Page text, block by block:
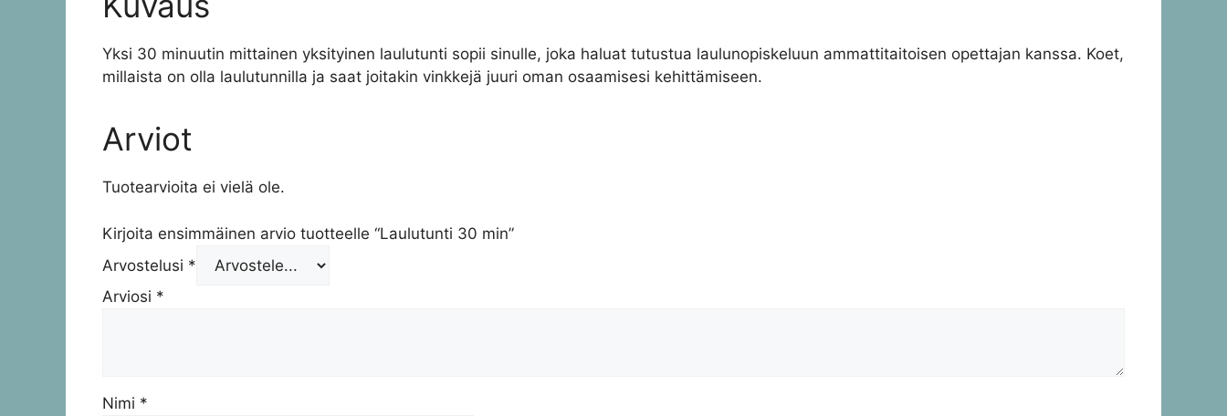
Yksi 30 minuutin mittainen yksityinen laulutunti sopii sinulle, joka haluat tutustua laulunopiskeluun ammattitaitoisen opettajan kanssa. Koet,
millaista on olla laulutunnilla ja saat joitakin vinkkejä juuri oman osaamisesi kehittämiseen.
Arviot
Tuotearvioita ei vielä ole.
Kirjoita ensimmäinen arvio tuotteelle “Laulutunti 30 min”
Arvostelusi *
Arviosi *
Nimi *